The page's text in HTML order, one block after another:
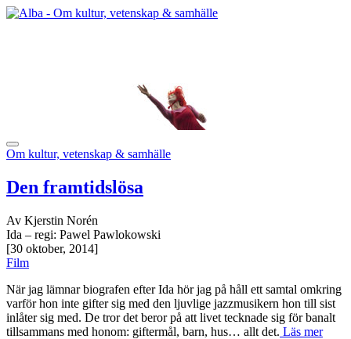
Om kultur, vetenskap & samhälle
Den framtidslösa
Av Kjerstin Norén
Ida – regi: Pawel Pawlokowski
[30 oktober, 2014]
Film
När jag lämnar biografen efter Ida hör jag på håll ett samtal omkring
varför hon inte gifter sig med den ljuvlige jazzmusikern hon till sist
inlåter sig med. De tror det beror på att livet tecknade sig för banalt
tillsammans med honom: giftermål, barn, hus… allt det. Läs mer